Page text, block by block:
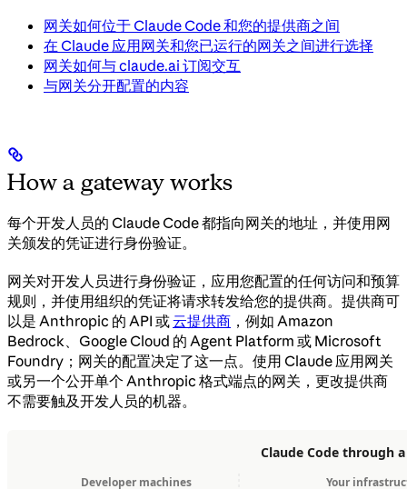
网关如何位于 Claude Code 和您的提供商之间
在 Claude 应用网关和您已运行的网关之间进行选择
网关如何与 claude.ai 订阅交互
与网关分开配置的内容
How a gateway works
每个开发人员的 Claude Code 都指向网关的地址，并使用网
关颁发的凭证进行身份验证。
网关对开发人员进行身份验证，应用您配置的任何访问和预算
规则，并使用组织的凭证将请求转发给您的提供商。提供商可
以是 Anthropic 的 API 或云提供商 ，例如 Amazon
Bedrock、Google Cloud 的 Agent Platform 或 Microsoft
Foundry；网关的配置决定了这一点。使用 Claude 应用网关
或另一个公开单个 Anthropic 格式端点的网关，更改提供商
不需要触及开发人员的机器。